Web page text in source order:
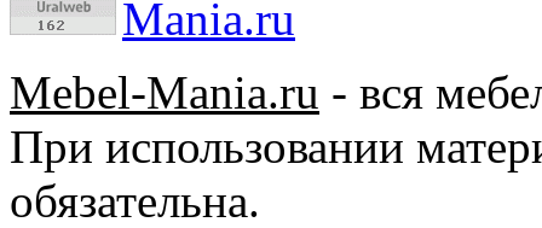
Mebel-Mania.ru - вся
При использовании
обязательна.